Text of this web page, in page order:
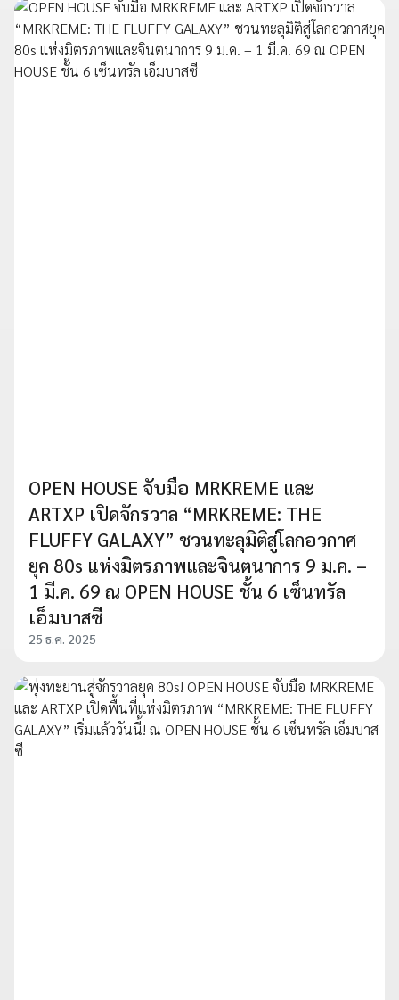
OPEN HOUSE จับมือ MRKREME และ
ARTXP เปิดจักรวาล “MRKREME: THE
FLUFFY GALAXY” ชวนทะลุมิติสู่โลกอวกาศ
ยุค 80s แห่งมิตรภาพและจินตนาการ 9 ม.ค. –
1 มี.ค. 69 ณ OPEN HOUSE ชั้น 6 เซ็นทรัล
เอ็มบาสซี
25 ธ.ค. 2025